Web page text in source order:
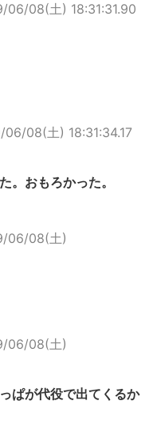
06/08(土) 18:31:31.90
06/08(土) 18:31:34.17
おもろかった。
06/08(土)
06/08(土)
ぱが代役で出てくるか